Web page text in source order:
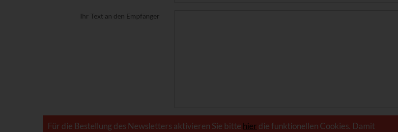
Ihr Text an den Empfänger
Für die Bestellung des Newsletters aktivieren Sie bitte hier die funktionellen Cookies. Damit